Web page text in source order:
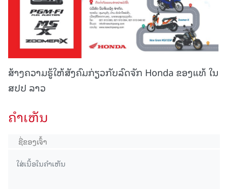
ສ້າງຄວາມຮູ້ໃຫ້ສັງຄົມກ່ຽວກັບລົດຈັກ Honda ຂອງແທ້ ໃນ
ສປປ ລາວ
ຄໍາເຫັນ